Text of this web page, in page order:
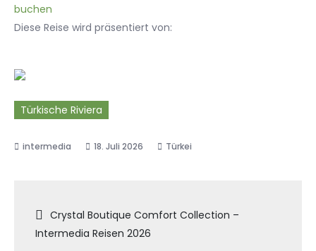
Diese Reise wird präsentiert von:
Türkische Riviera
18. Juli 2026 Türkei
Beitragsnavigation
Crystal Boutique Comfort Collection –
Intermedia Reisen 2026